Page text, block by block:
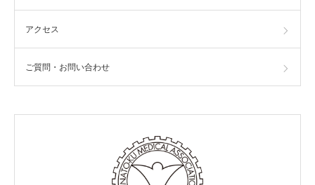
アクセス
ご質問・お問い合わせ